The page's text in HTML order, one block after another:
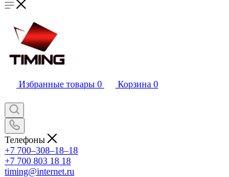
Избранные товары 0 Корзина 0
Телефоны
+7 700‒308‒18‒18
+7 700 803 18 18
timing@internet.ru